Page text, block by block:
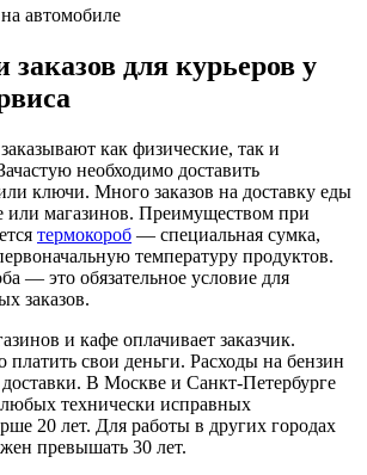
заказов для курьеров у
как физические, так и
необходимо доставить
ключи. Много заказов на доставку еды
или магазинов. Преимуществом при
термокороб — специальная сумка,
температуру продуктов.
— это обязательное условие для
заказов.
и кафе оплачивает заказчик.
свои деньги. Расходы на бензин
доставки. В Москве и Санкт-Петербурге
технически исправных
20 лет. Для работы в других городах
превышать 30 лет.